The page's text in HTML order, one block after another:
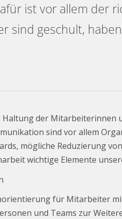
ist vor allem der
sind geschult,
Haltung der Mitarbeiterinnen
sind vor allem
mögliche Reduzierung
wichtige Elemente
für Mitarbeiter
und Teams zur